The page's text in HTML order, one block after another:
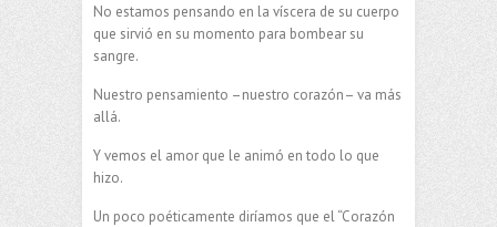
No estamos pensando en la víscera de su cuerpo
que sirvió en su momento para bombear su
sangre.
Nuestro pensamiento –nuestro corazón– va más
allá.
Y vemos el amor que le animó en todo lo que
hizo.
Un poco poéticamente diríamos que el “Corazón